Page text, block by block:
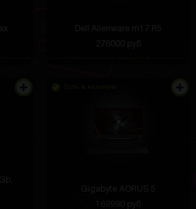
Dell Alienware m17 R5
276000 руб
Gigabyte AORUS 5
169990 руб